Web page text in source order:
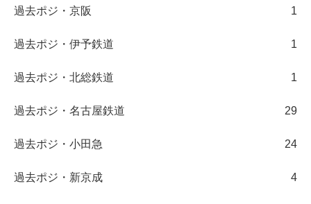
過去ポジ・京阪 1
過去ポジ・伊予鉄道 1
過去ポジ・北総鉄道 1
過去ポジ・名古屋鉄道 29
過去ポジ・小田急 24
過去ポジ・新京成 4